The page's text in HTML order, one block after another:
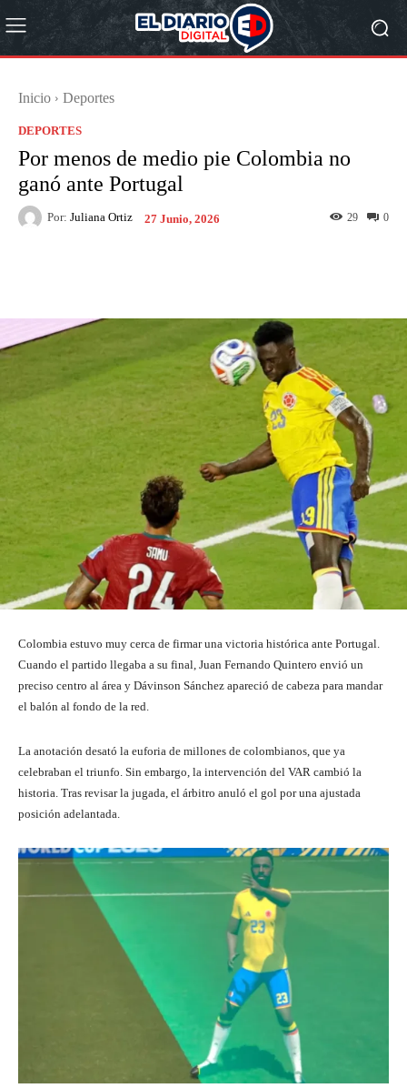
Inicio Deportes
DEPORTES
Por menos de medio pie Colombia no
ganó ante Portugal
Por: Juliana Ortiz 27 Junio, 2026 0
29
Colombia estuvo muy cerca de firmar una victoria histórica ante Portugal.
Cuando el partido llegaba a su final, Juan Fernando Quintero envió un
preciso centro al área y Dávinson Sánchez apareció de cabeza para mandar
el balón al fondo de la red.
La anotación desató la euforia de millones de colombianos, que ya
celebraban el triunfo. Sin embargo, la intervención del VAR cambió la
historia. Tras revisar la jugada, el árbitro anuló el gol por una ajustada
posición adelantada.